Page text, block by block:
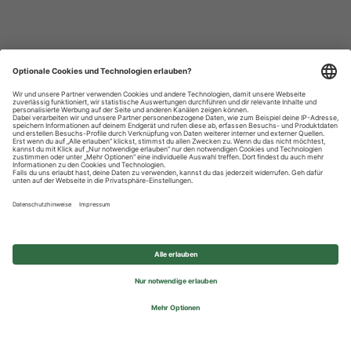
Datenschutzhinweise
Impressum
Privatsphäre-Einstellungen
© 2026 REWE Group - All rights reserved